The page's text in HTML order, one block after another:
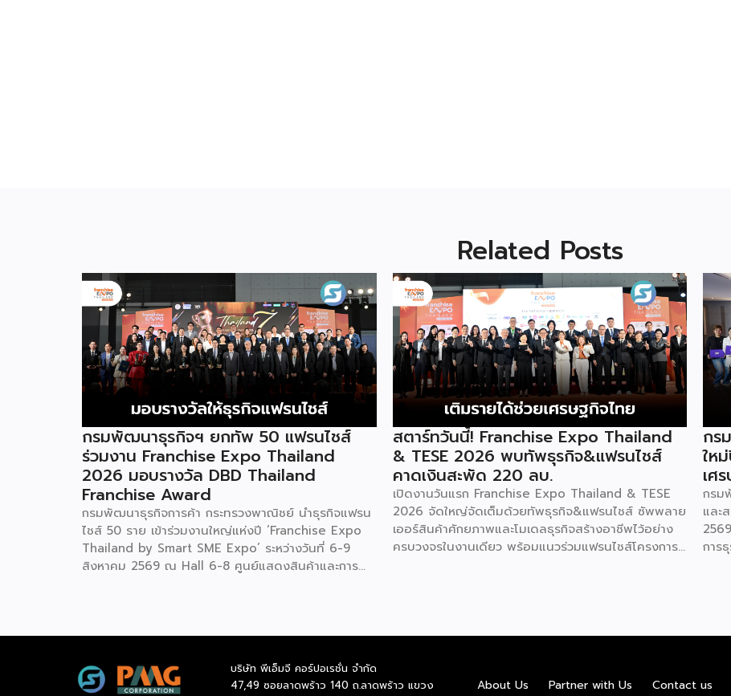
Related Posts
กรมพัฒนาธุรกิจฯ ยกทัพ 50 แฟรนไชส์
ร่วมงาน Franchise Expo Thailand
2026 มอบรางวัล DBD Thailand
Franchise Award
กรมพัฒนาธุรกิจการค้า กระทรวงพาณิชย์ นำธุรกิจแฟรน
ไชส์ 50 ราย เข้าร่วมงานใหญ่แห่งปี ‘Franchise Expo
Thailand by Smart SME Expo’ ระหว่างวันที่ 6-9
สิงหาคม 2569 ณ Hall 6-8 ศูนย์แสดงสินค้าและการ
รมฯ นายพูนพงษ์ นัยนาภากรณ์ อธิบดีกรมพัฒนา
ประธานเปิดงาน “งานแฟรนไชส์ เอ็กซ์โป ไทยแลนด์ บาย
สมาร์ท เอสเอ็มอี เอ็กซ์โป (Franchise Expo Thailand
สตาร์ทวันนี้! Franchise Expo Thailand
& TESE 2026 พบทัพธุรกิจ&แฟรนไชส์
คาดเงินสะพัด 220 ลบ.
เปิดงานวันแรก Franchise Expo Thailand & TESE
2026 จัดใหญ่จัดเต็มด้วยทัพธุรกิจ&แฟรนไชส์ ซัพพลาย
เออร์สินค้าศักยภาพและโมเดลธุรกิจสร้างอาชีพไว้อย่าง
ครบวงจรในงานเดียว พร้อมแนวร่วมแฟรนไชส์โครงการ
ในงานด้วยสินเชื่อ และทำเลทองทั่วประเทศ พร้อมเสวนา
6-9 สิงหาคมนี้ ที่ฮอลล์ 6-8 อิมแพ็คเมืองทองธานี
กร
ให
เศ
กรม
และ
การ
และ
กอบ
บริษัท พีเอ็มจี คอร์ปอเรชั่น จำกัด
47,49 ซอยลาดพร้าว 140 ถ.ลาดพร้าว แขวง
About Us Partner with Us Contact us